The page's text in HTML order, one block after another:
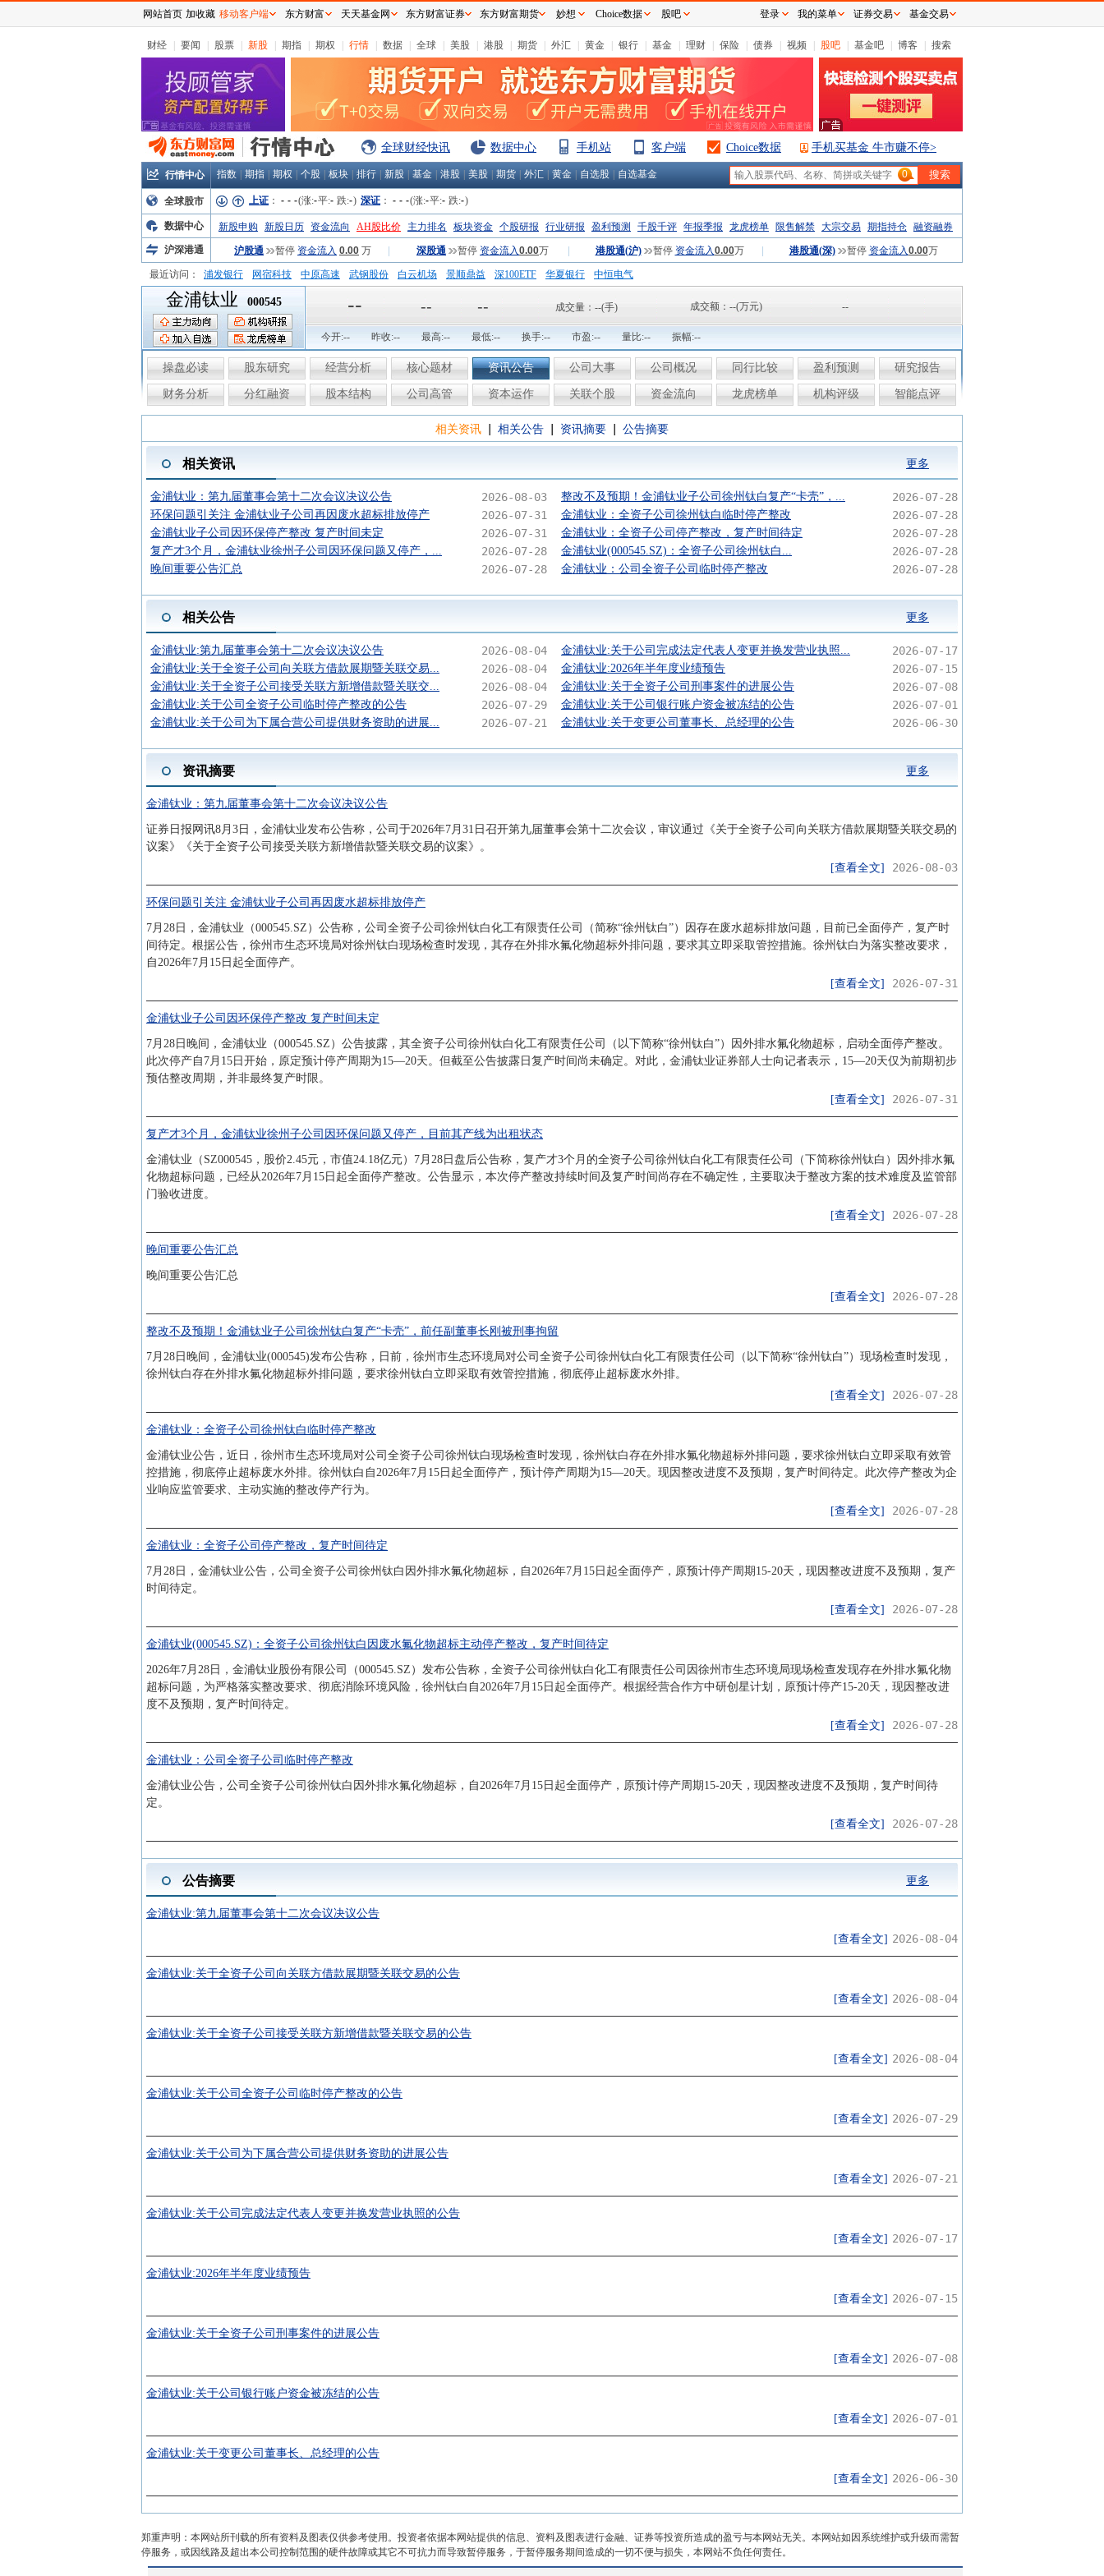
财经 要闻 股票 新股 期指 期权 行情 数据 全球 美股 港股 期货 外汇 黄金 银行 基金 理财 保险 债券 视频 股吧 基金吧 博客 搜索
全球财经快讯 数据中心 手机站 客户端 Choice数据 手机买基金 牛市赚不停>
行情中心 指数 期指 期权 个股 板块 排行 新股 基金 港股 美股 期货 外汇 黄金 自选股 自选基金 0
全球股市 上证 ： - - -(涨:-平:- 跌:-) 深证 ： - - -(涨:-平:- 跌:-)
数据中心 新股申购 新股日历 资金流向 AH股比价 主力排名 板块资金 个股研报 行业研报 盈利预测 千股千评 年报季报 龙虎榜单 限售解禁 大宗交易 期指持仓 融资融券
沪深港通
沪股通 暂停 资金流入 0.00 万 深股通 暂停 资金流入0.00万 港股通(沪) 暂停 资金流入0.00万 港股通(深) 暂停 资金流入0.00万
最近访问： 浦发银行 网宿科技 中原高速 武钢股份 白云机场 景顺鼎益 深100ETF 华夏银行
中恒电气
弘业股份
富临运业
金浦钛业 000545 -- -- -- 成交量： --(手) 成交额： --(万元) --
今开:-- 昨收:-- 最高:-- 最低:-- 换手:-- 市盈:-- 量比:-- 振幅:--
操盘必读 股东研究 经营分析 核心题材 资讯公告 公司大事 公司概况 同行比较 盈利预测 研究报告
财务分析 分红融资 股本结构 公司高管 资本运作 关联个股 资金流向 龙虎榜单 机构评级 智能点评
相关资讯 相关公告 资讯摘要 公告摘要
相关资讯 更多
2026-08-03
金浦钛业：第九届董事会第十二次会议决议公告
2026-07-31
环保问题引关注 金浦钛业子公司再因废水超标排放停产
2026-07-31
金浦钛业子公司因环保停产整改 复产时间未定
2026-07-28
复产才3个月，金浦钛业徐州子公司因环保问题又停产，...
2026-07-28
晚间重要公告汇总
2026-07-28
整改不及预期！金浦钛业子公司徐州钛白复产“卡壳”，...
2026-07-28
金浦钛业：全资子公司徐州钛白临时停产整改
2026-07-28
金浦钛业：全资子公司停产整改，复产时间待定
2026-07-28
金浦钛业(000545.SZ)：全资子公司徐州钛白...
2026-07-28
金浦钛业：公司全资子公司临时停产整改
相关公告 更多
2026-08-04
金浦钛业:第九届董事会第十二次会议决议公告
2026-08-04
金浦钛业:关于全资子公司向关联方借款展期暨关联交易...
2026-08-04
金浦钛业:关于全资子公司接受关联方新增借款暨关联交...
2026-07-29
金浦钛业:关于公司全资子公司临时停产整改的公告
2026-07-21
金浦钛业:关于公司为下属合营公司提供财务资助的进展...
2026-07-17
金浦钛业:关于公司完成法定代表人变更并换发营业执照...
2026-07-15
金浦钛业:2026年半年度业绩预告
2026-07-08
金浦钛业:关于全资子公司刑事案件的进展公告
2026-07-01
金浦钛业:关于公司银行账户资金被冻结的公告
2026-06-30
金浦钛业:关于变更公司董事长、总经理的公告
资讯摘要 更多
金浦钛业：第九届董事会第十二次会议决议公告
证券日报网讯8月3日，金浦钛业发布公告称，公司于2026年7月31日召开第九届董事会第十二次会议，审议通过《关于全资子公司向关联方借款展期暨关联交易的
议案》《关于全资子公司接受关联方新增借款暨关联交易的议案》。
[查看全文]
2026-08-03
环保问题引关注 金浦钛业子公司再因废水超标排放停产
7月28日，金浦钛业（000545.SZ）公告称，公司全资子公司徐州钛白化工有限责任公司（简称“徐州钛白”）因存在废水超标排放问题，目前已全面停产，复产时
间待定。根据公告，徐州市生态环境局对徐州钛白现场检查时发现，其存在外排水氟化物超标外排问题，要求其立即采取管控措施。徐州钛白为落实整改要求，
自2026年7月15日起全面停产。
[查看全文]
2026-07-31
金浦钛业子公司因环保停产整改 复产时间未定
7月28日晚间，金浦钛业（000545.SZ）公告披露，其全资子公司徐州钛白化工有限责任公司（以下简称“徐州钛白”）因外排水氟化物超标，启动全面停产整改。
此次停产自7月15日开始，原定预计停产周期为15—20天。但截至公告披露日复产时间尚未确定。对此，金浦钛业证券部人士向记者表示，15—20天仅为前期初步
预估整改周期，并非最终复产时限。
[查看全文]
2026-07-31
复产才3个月，金浦钛业徐州子公司因环保问题又停产，目前其产线为出租状态
金浦钛业（SZ000545，股价2.45元，市值24.18亿元）7月28日盘后公告称，复产才3个月的全资子公司徐州钛白化工有限责任公司（下简称徐州钛白）因外排水氟
化物超标问题，已经从2026年7月15日起全面停产整改。公告显示，本次停产整改持续时间及复产时间尚存在不确定性，主要取决于整改方案的技术难度及监管部
门验收进度。
[查看全文]
2026-07-28
晚间重要公告汇总
晚间重要公告汇总
[查看全文]
2026-07-28
整改不及预期！金浦钛业子公司徐州钛白复产“卡壳”，前任副董事长刚被刑事拘留
7月28日晚间，金浦钛业(000545)发布公告称，日前，徐州市生态环境局对公司全资子公司徐州钛白化工有限责任公司（以下简称“徐州钛白”）现场检查时发现，
徐州钛白存在外排水氟化物超标外排问题，要求徐州钛白立即采取有效管控措施，彻底停止超标废水外排。
[查看全文]
2026-07-28
金浦钛业：全资子公司徐州钛白临时停产整改
金浦钛业公告，近日，徐州市生态环境局对公司全资子公司徐州钛白现场检查时发现，徐州钛白存在外排水氟化物超标外排问题，要求徐州钛白立即采取有效管
控措施，彻底停止超标废水外排。徐州钛白自2026年7月15日起全面停产，预计停产周期为15—20天。现因整改进度不及预期，复产时间待定。此次停产整改为企
业响应监管要求、主动实施的整改停产行为。
[查看全文]
2026-07-28
金浦钛业：全资子公司停产整改，复产时间待定
7月28日，金浦钛业公告，公司全资子公司徐州钛白因外排水氟化物超标，自2026年7月15日起全面停产，原预计停产周期15-20天，现因整改进度不及预期，复产
时间待定。
[查看全文]
2026-07-28
金浦钛业(000545.SZ)：全资子公司徐州钛白因废水氟化物超标主动停产整改，复产时间待定
2026年7月28日，金浦钛业股份有限公司（000545.SZ）发布公告称，全资子公司徐州钛白化工有限责任公司因徐州市生态环境局现场检查发现存在外排水氟化物
超标问题，为严格落实整改要求、彻底消除环境风险，徐州钛白自2026年7月15日起全面停产。根据经营合作方中研创星计划，原预计停产15-20天，现因整改进
度不及预期，复产时间待定。
[查看全文]
2026-07-28
金浦钛业：公司全资子公司临时停产整改
金浦钛业公告，公司全资子公司徐州钛白因外排水氟化物超标，自2026年7月15日起全面停产，原预计停产周期15-20天，现因整改进度不及预期，复产时间待
定。
[查看全文]
2026-07-28
公告摘要 更多
金浦钛业:第九届董事会第十二次会议决议公告
[查看全文] 2026-08-04
金浦钛业:关于全资子公司向关联方借款展期暨关联交易的公告
[查看全文] 2026-08-04
金浦钛业:关于全资子公司接受关联方新增借款暨关联交易的公告
[查看全文] 2026-08-04
金浦钛业:关于公司全资子公司临时停产整改的公告
[查看全文] 2026-07-29
金浦钛业:关于公司为下属合营公司提供财务资助的进展公告
[查看全文] 2026-07-21
金浦钛业:关于公司完成法定代表人变更并换发营业执照的公告
[查看全文] 2026-07-17
金浦钛业:2026年半年度业绩预告
[查看全文] 2026-07-15
金浦钛业:关于全资子公司刑事案件的进展公告
[查看全文] 2026-07-08
金浦钛业:关于公司银行账户资金被冻结的公告
[查看全文] 2026-07-01
金浦钛业:关于变更公司董事长、总经理的公告
[查看全文] 2026-06-30
郑重声明：本网站所刊载的所有资料及图表仅供参考使用。投资者依据本网站提供的信息、资料及图表进行金融、证券等投资所造成的盈亏与本网站无关。本网站如因系统维护或升级而需暂
停服务，或因线路及超出本公司控制范围的硬件故障或其它不可抗力而导致暂停服务，于暂停服务期间造成的一切不便与损失，本网站不负任何责任。
网站首页 加收藏 移动客户端 东方财富 天天基金网 东方财富证券 东方财富期货 妙想 Choice数据 股吧 登录 我的菜单 证券交易 基金交易